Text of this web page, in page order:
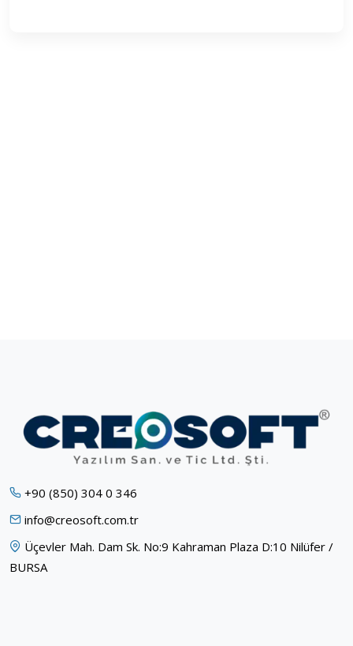
+90 (850) 304 0 346
info@creosoft.com.tr
Üçevler Mah. Dam Sk. No:9 Kahraman Plaza D:10 Nilüfer /
BURSA